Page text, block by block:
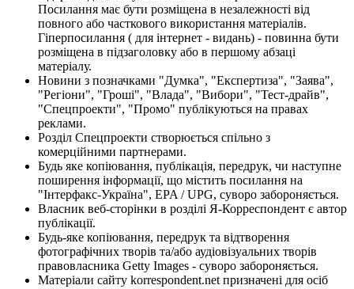
Посилання має бути розміщена в незалежності від
повного або часткового використання матеріалів.
Гіперпосилання ( для інтернет - видань) - повинна бути
розміщена в підзаголовку або в першому абзаці
матеріалу.
Новини з позначками "Думка", "Експертиза", "Заява",
"Регіони", "Гроші", "Влада", "Вибори", "Тест-драйв",
"Спецпроекти", "Промо" публікуються на правах
реклами.
Розділ Спецпроекти створюється спільно з
комерційними партнерами.
Будь яке копіювання, публікація, передрук, чи наступне
поширення інформації, що містить посилання на
"Інтерфакс-Україна", EPA / UPG, суворо забороняється.
Власник веб-сторінки в розділі Я-Корреспондент є автор
публікації.
Будь-яке копіювання, передрук та відтворення
фотографічних творів та/або аудіовізуальних творів
правовласника Getty Images - суворо забороняється.
Матеріали сайту korrespondent.net призначені для осіб